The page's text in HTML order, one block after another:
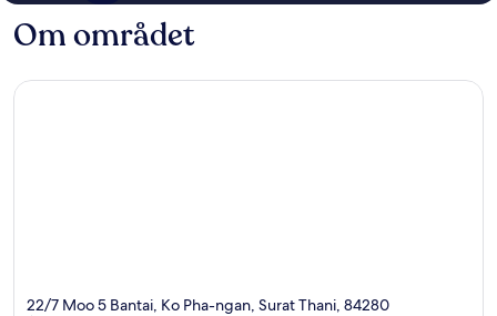
Om området
22/7 Moo 5 Bantai, Ko Pha-ngan, Surat Thani, 84280